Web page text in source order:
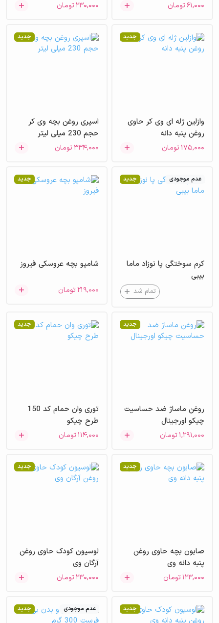
۶۱,۰۰۰تومان ۲۳۰,۰۰۰تومان
جدید
وازلین ژله ای وی کر حاوی
روغن پنبه دانه
۱۷۵,۰۰۰تومان
جدید
اسپری روغن بچه وی کر
حجم 230 میلی لیتر
۳۳۴,۰۰۰تومان
جدید عدم موجودی
کرم سوختگی پا نوزاد ماما
بیبی
تمام شد
جدید
شامپو بچه عروسکی فیروز
۲۱۹,۰۰۰تومان
جدید
روغن ماساژ ضد حساسیت
چیکو اورجینال
۱,۲۹۱,۰۰۰تومان
جدید
توری وان حمام کد 150
طرح چیکو
۱۱۴,۰۰۰تومان
جدید
صابون بچه حاوی روغن
پنبه دانه وی
۱۲۳,۰۰۰تومان
جدید
لوسیون کودک حاوی روغن
آرگان وی
۲۳۰,۰۰۰تومان
جدید جدید عدم موجودی